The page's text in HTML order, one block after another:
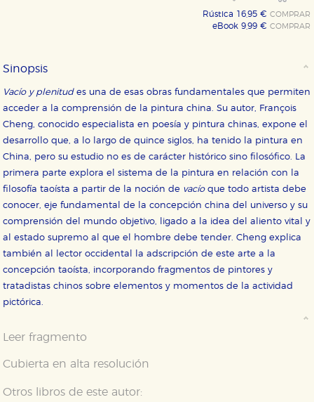
Rústica 16,95 €COMPRAR
eBook 9,99 €COMPRAR
Sinopsis
Vacío y plenitudes una de esas obras fundamentales que permiten
acceder a la comprensión de la pintura china. Su autor, François
Cheng, conocido especialista en poesía y pintura chinas, expone el
desarrollo que, a lo largo de quince siglos, ha tenido la pintura en
China, pero su estudio no es de carácter histórico sino filosófico. La
primera parte explora el sistema de la pintura en relación con la
filosofía taoísta a partir de la noción de vacíoque todo artista debe
conocer, eje fundamental de la concepción china del universo y su
comprensión del mundo objetivo, ligado a la idea del aliento vital y
al estado supremo al que el hombre debe tender. Cheng explica
también al lector occidental la adscripción de este arte a la
concepción taoísta, incorporando fragmentos de pintores y
tratadistas chinos sobre elementos y momentos de la actividad
pictórica.
Leer fragmento
Cubierta en alta resolución
Otros libros de este autor:
CONFIGURACIÓN DE COOKIES
HABILITAR TODO RECHAZAR TODO
web funcione y no es posible deshabilitarlas desde
áreas de nuestra web dejen de funcionar
Cookies de rendimiento y analíticas
de navegación y optimizar el funcionamiento de